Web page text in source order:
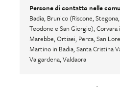
Persone di contatto nelle
Badia, Brunico (Riscone,
Teodone e San Giorgio), Corvara
Marebbe, Ortisei, Perca, San
Martino in Badia, Santa Cristina
Valgardena, Valdaora